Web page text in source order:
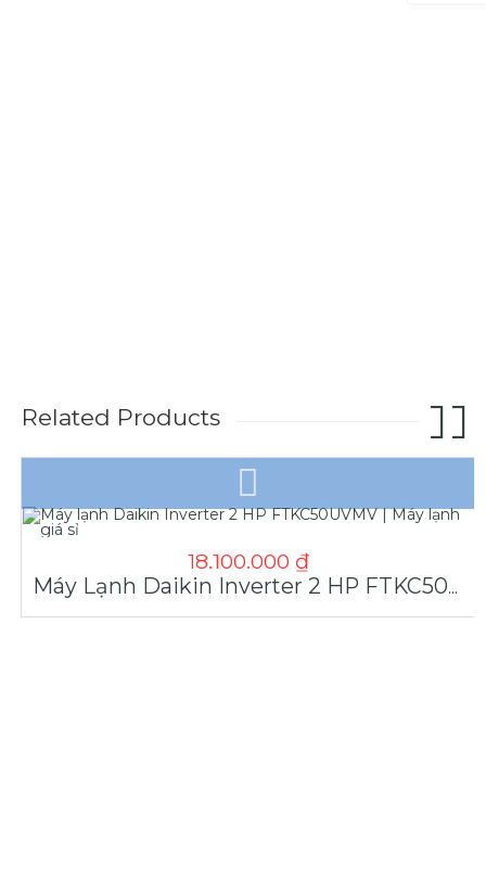
Related Products
18.100.000 ₫
Máy Lạnh Daikin Inverter 2 HP FTKC50UVMV | Máy Lạnh Giá Sỉ